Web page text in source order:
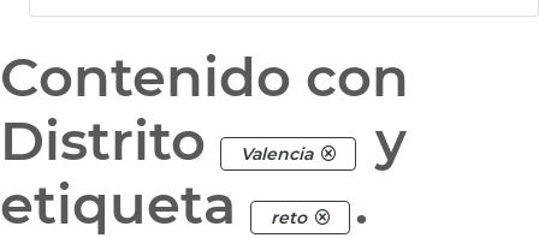
Contenido con
Distrito
Valencia
y
etiqueta
reto .